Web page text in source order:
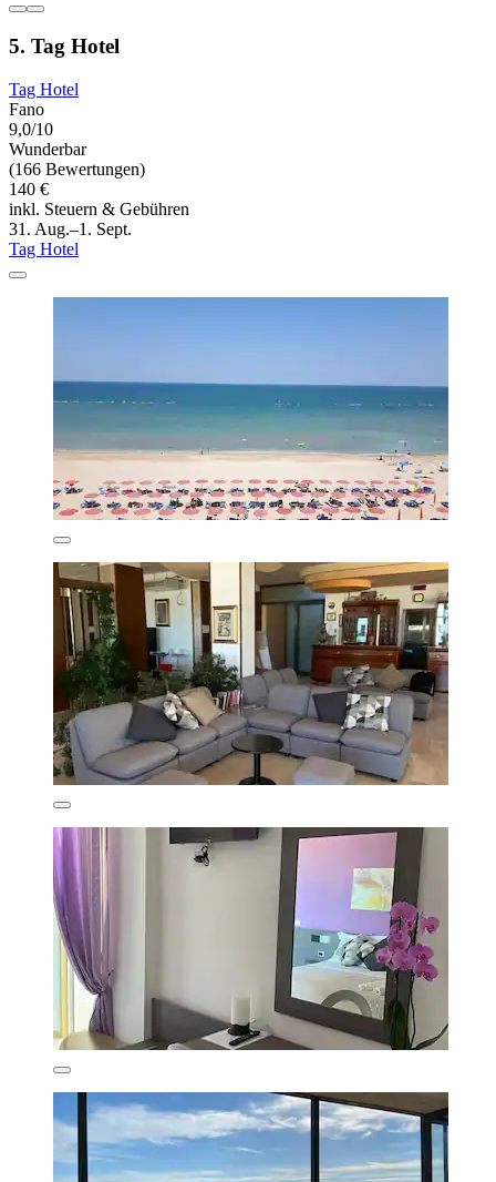
5. Tag Hotel
Tag Hotel
Fano
9,0/10
Wunderbar
(166 Bewertungen)
140 €
inkl. Steuern & Gebühren
31. Aug.–1. Sept.
Tag Hotel